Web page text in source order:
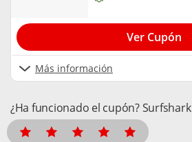
Más información
Ver Cupón
¿Ha funcionado el cupón? Surfshark